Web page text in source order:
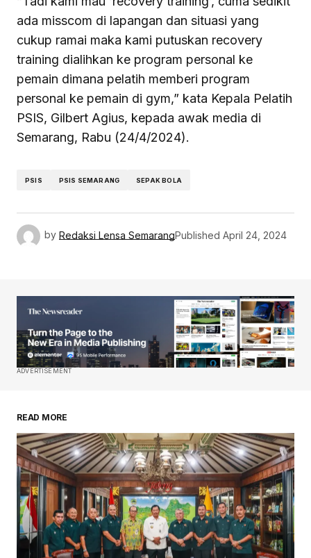
ada misscom di lapangan dan situasi yang
cukup ramai maka kami putuskan recovery
training dialihkan ke program personal ke
pemain dimana pelatih memberi program
personal ke pemain di gym,” kata Kepala Pelatih
PSIS, Gilbert Agius, kepada awak media di
Semarang, Rabu (24/4/2024).
PSIS PSIS SEMARANG SEPAK BOLA
by Redaksi Lensa SemarangPublished April 24, 2024
ADVERTISEMENT
READ MORE